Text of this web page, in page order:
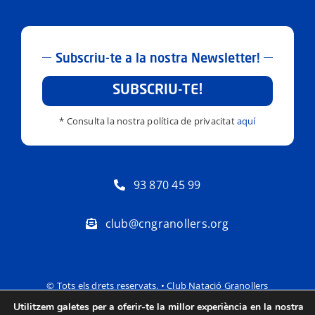
Subscriu-te a la nostra Newsletter!
SUBSCRIU-TE!
* Consulta la nostra política de privacitataquí
93 870 45 99
club@cngranollers.org
© Tots els drets reservats. • Club Natació Granollers
Utilitzem galetes per a oferir-te la millor experiència en la nostra